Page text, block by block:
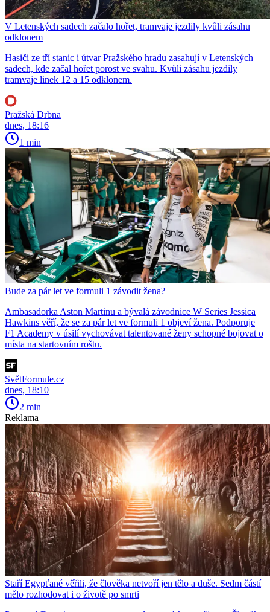
V Letenských sadech začalo hořet, tramvaje jezdily kvůli zásahu
odklonem
Hasiči ze tří stanic i útvar Pražského hradu zasahují v Letenských
sadech, kde začal hořet porost ve svahu. Kvůli zásahu jezdily
tramvaje linek 12 a 15 odklonem.
Pražská Drbna
dnes, 18:16
1 min
Bude za pár let ve formuli 1 závodit žena?
Ambasadorka Aston Martinu a bývalá závodnice W Series Jessica
Hawkins věří, že se za pár let ve formuli 1 objeví žena. Podporuje
F1 Academy v úsilí vychovávat talentované ženy schopné bojovat o
místa na startovním roštu.
SvětFormule.cz
dnes, 18:10
2 min
Reklama
Staří Egypťané věřili, že člověka netvoří jen tělo a duše. Sedm částí
mělo rozhodovat i o životě po smrti